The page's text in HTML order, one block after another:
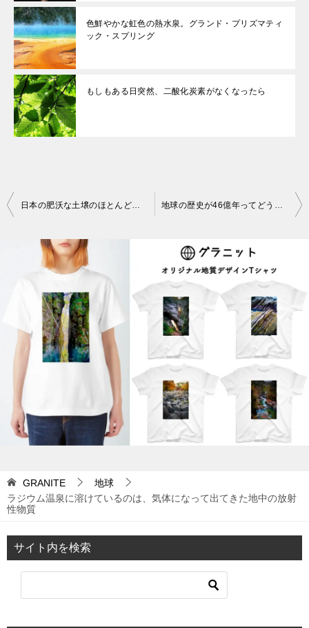
色鮮やかな虹色の熱水泉。グランド・プリズマティ
ック・スプリング
もしもある日突然、二酸化炭素がなくなったら
投
ョ
日本の肥沃な土壌のほとんどは火山灰由来の土壌。火山の恵みで作物を栽培 地球の歴史が46億年ってどうやってわかったの？
GRANITE
地球
ラジウム温泉に溶けているのは、気体になって出てきた地中の放射
性物質
サイト内を検索